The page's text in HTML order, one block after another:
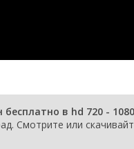
в hd 720 - 1080
Смотрите или